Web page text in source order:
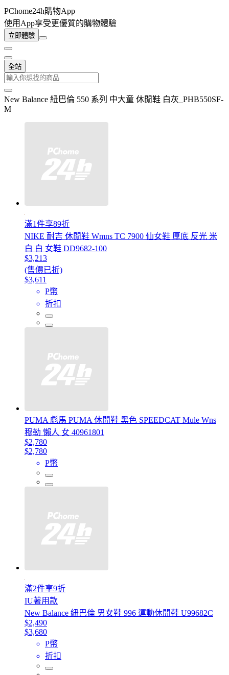
PChome24h購物App
使用App享受更優質的購物體驗
立即體驗
全站
New Balance 紐巴倫 550 系列 中大童 休閒鞋 白灰_PHB550SF-
M
滿1件享89折
NIKE 耐吉 休閒鞋 Wmns TC 7900 仙女鞋 厚底 反光 米
白 白 女鞋 DD9682-100
$3,213
(售價已折)
$3,611
P幣
折扣
PUMA 彪馬 PUMA 休閒鞋 黑色 SPEEDCAT Mule Wns
穆勒 懶人 女 40961801
$2,780
$2,780
P幣
滿2件享9折
IU著用款
New Balance 紐巴倫 男女鞋 996 運動休閒鞋 U99682C
$2,490
$3,680
P幣
折扣